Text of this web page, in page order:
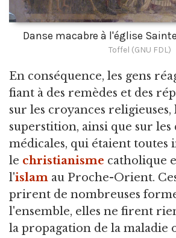
Danse macabre à l'église
Toffel (GNU FDL)
En conséquence, les gens
fiant à des remèdes et des
sur les croyances
superstition, ainsi que sur les
médicales, qui étaient toutes
le christianisme catholique
l'islam au Proche-Orient.
prirent de nombreuses
l'ensemble, elles ne firent
la propagation de la maladie